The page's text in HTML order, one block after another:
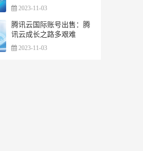
手”地位
2023-11-03
腾讯云国际账号出售：腾
讯云成长之路多艰难
2023-11-03